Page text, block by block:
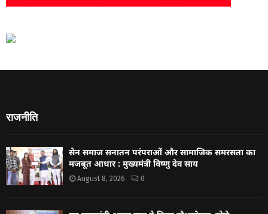
राजनीति
सेन समाज सनातन परंपराओं और सामाजिक समरसता का
मजबूत आधार : मुख्यमंत्री विष्णु देव साय
August 8, 2026 0